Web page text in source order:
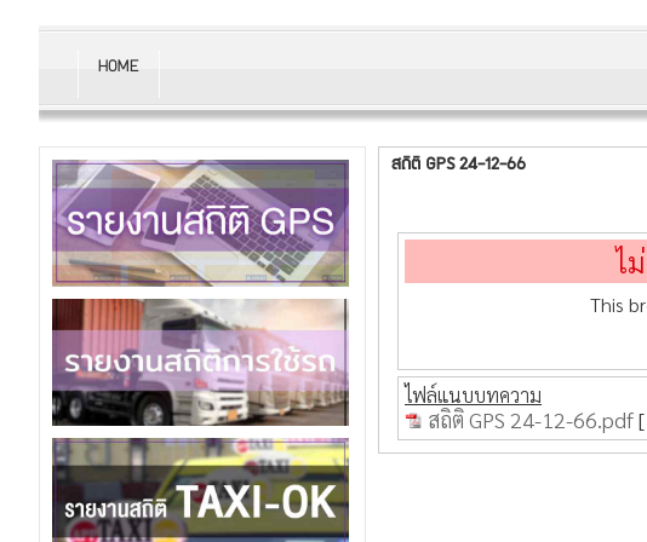
HOME
สถิติ GPS 24-12-66
ไ
This
ไฟล์แนบบทความ
สถิติ GPS 24-12-66.pdf